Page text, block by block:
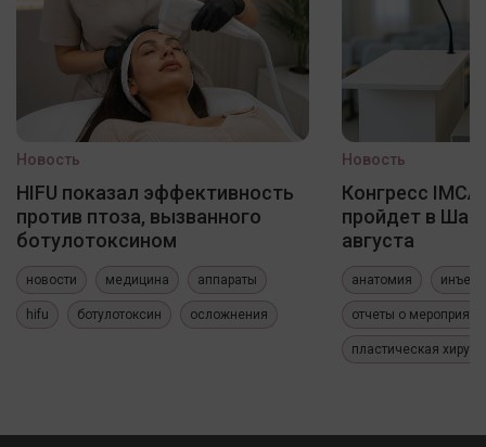
Новость
HIFU показал эффективность
против птоза, вызванного
ботулотоксином
новости медицина аппараты
hifu ботулотоксин осложнения
Новость
Конгресс
пройдет в
августа
анатомия
отчеты о
пластическая